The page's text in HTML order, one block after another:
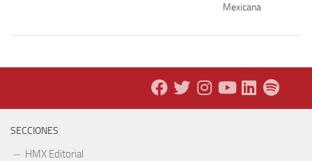
Mexicana
SECCIONES
HMX Editorial